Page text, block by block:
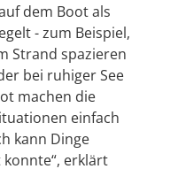
dem Boot als
- zum Beispiel,
Strand spazieren
bei ruhiger See
machen die
einfach
kann Dinge
erklärt